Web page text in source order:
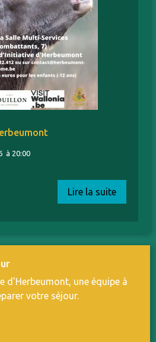
à 20:00
Lire la suite
d'Herbeumont, une équipe à
votre séjour.